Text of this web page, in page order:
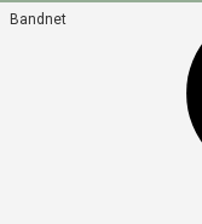
Bandnet